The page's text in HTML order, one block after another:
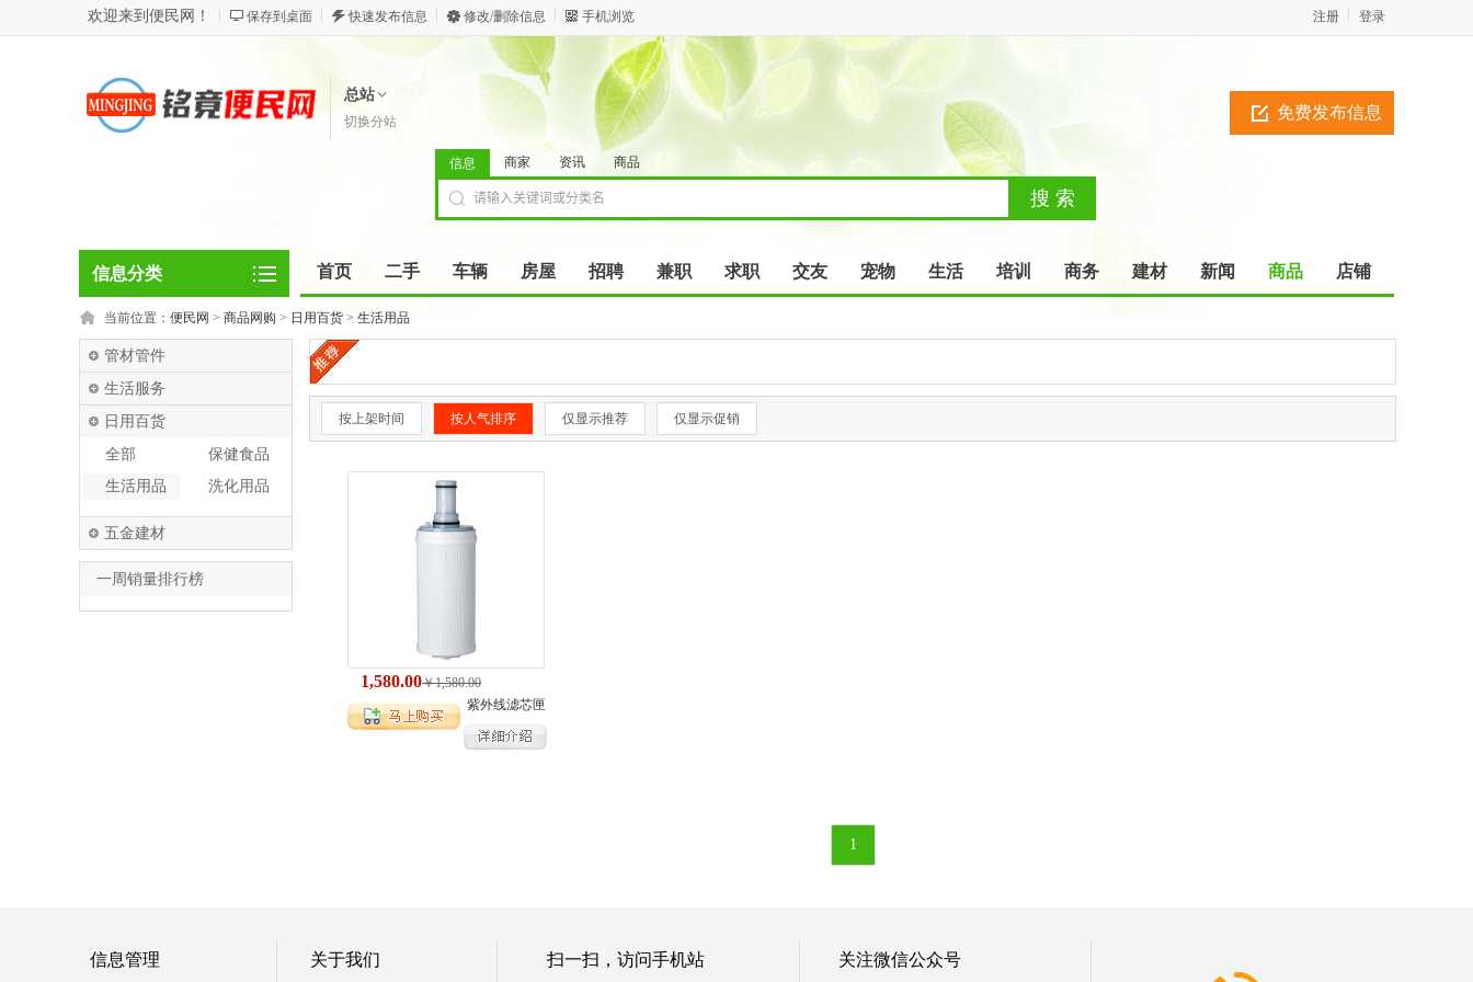
欢迎来到便民网！ 保存到桌面 快速发布信息 修改/删除信息 手机浏览 登录
注册
总站
切换分站 免费发布信息
信息 商家 资讯 商品
信息分类 首页 二手 车辆 房屋 招聘 兼职 求职 交友 宠物 生活 培训 商务 建材 新闻 商品 店铺
当前位置： 便民网 > 商品网购 > 日用百货 > 生活用品
管材管件
生活服务
日用百货
全部
保健食品
生活用品
洗化用品
五金建材
一周销量排行榜
按上架时间 按人气排序 仅显示推荐 仅显示促销
1,580.00￥1,580.00
紫外线滤芯匣
1
信息管理 关于我们 扫一扫，访问手机站 关注微信公众号